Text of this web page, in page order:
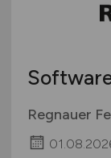
Regnauer